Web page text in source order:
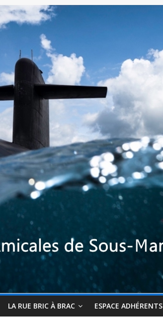
LA RUE BRIC À BRAC ESPACE ADHÉRENTS